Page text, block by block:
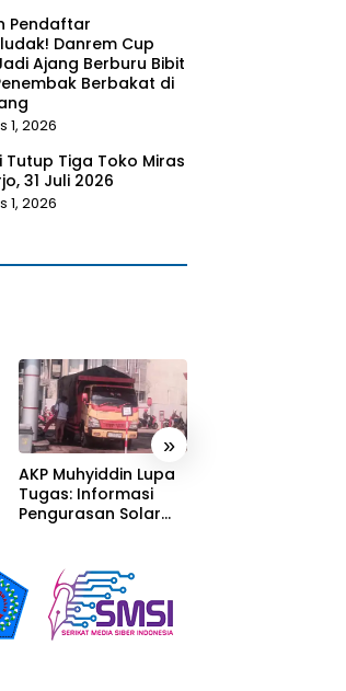
Pendaftar
Danrem Cup
Ajang Berburu Bibit
Berbakat di
1, 2026
Tutup Tiga Toko Miras
31 Juli 2026
1, 2026
»
AKP Muhyiddin Lupa
Tugas: Informasi
Pengurasan Solar
Lain Carikan Bukti!